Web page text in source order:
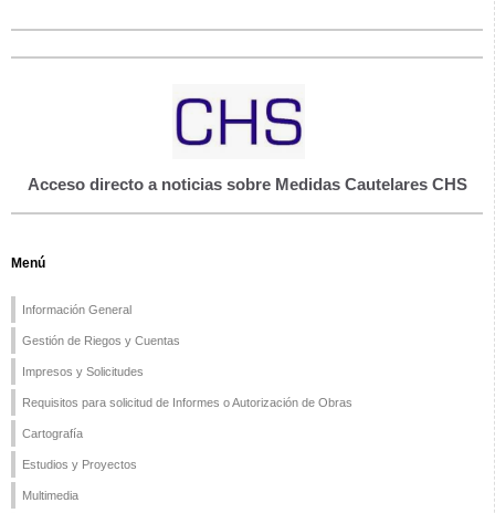
Acceso directo a noticias sobre Medidas Cautelares CHS
Menú
Información General
Gestión de Riegos y Cuentas
Impresos y Solicitudes
Requisitos para solicitud de Informes o Autorización de Obras
Cartografía
Estudios y Proyectos
Multimedia